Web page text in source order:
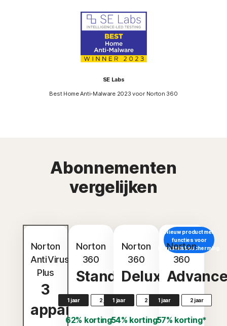
SE Labs
Best Home Anti-Malware 2023 voor Norton 360
Abonnementen
vergelijken
Norton
AntiVirus
Plus
3
apparaten
Norton
360
Standard
1 jaar 2 jaar
62% korting*
Norton
360
Deluxe
1 jaar 2 jaar
54% korting*
Nieuw product met
functies voor
Identiteitsbescherming.
Norton
360
1 jaar 2 jaar
57% korting*